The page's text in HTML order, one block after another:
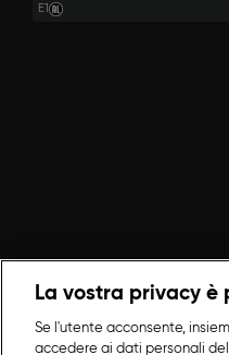
E1
La vostra privacy
Se l'utente acconsente,
accedere ai dati personali